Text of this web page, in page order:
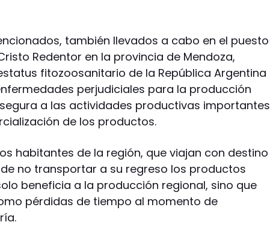
también llevados a cabo en el puesto
Redentor en la provincia de Mendoza,
fitozoosanitario de la República Argentina
perjudiciales para la producción
a las actividades productivas importantes
de los productos.
habitantes de la región, que viajan con destino
no transportar a su regreso los productos
beneficia a la producción regional, sino que
pérdidas de tiempo al momento de